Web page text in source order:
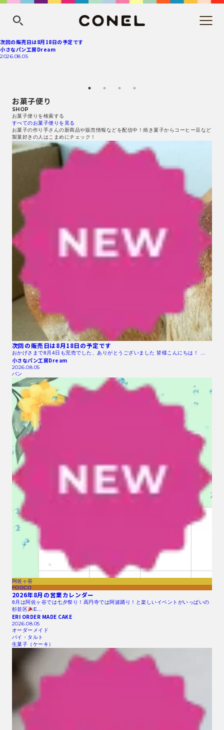
次回の販売日は8月18日の予定です
小さなパン工房Dream
2026.08.05
お菓子便り
SHOP
お菓子便りを検索する
すべてのお菓子便りを見る
お菓子の作り手さんの新商品や販売情報などを配信中！焼き菓子からコーヒー豆など
製菓好きの人はこまめにチェック！
次回の販売日は8月18日の予定です
おかげさまで8月4日も完売でした、ありがとうございました 皆様こんにちは！ …
小さなパン工房Dream
2026.08.05
パン
阿佐ヶ谷
FOOCO
2026年8月の営業カレンダー
8月は阿佐ヶ谷では七夕祭り！高円寺では阿波踊り！と楽しいイベントがいっぱいの
杉並区
E…
ERI ORDER MADE CAKE
2026.08.05
オーダーメイド
パイ・タルト
生菓子（ケーキ）